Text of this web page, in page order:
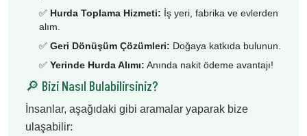
✅ Hurda Toplama Hizmeti: İş yeri, fabrika ve evlerden
alım.
✅ Geri Dönüşüm Çözümleri: Doğaya katkıda bulunun.
✅ Yerinde Hurda Alımı: Anında nakit ödeme avantajı!
🔎 Bizi Nasıl Bulabilirsiniz?
İnsanlar, aşağıdaki gibi aramalar yaparak bize
ulaşabilir: